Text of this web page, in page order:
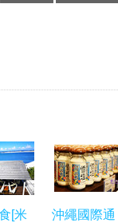
[米 沖繩國際通